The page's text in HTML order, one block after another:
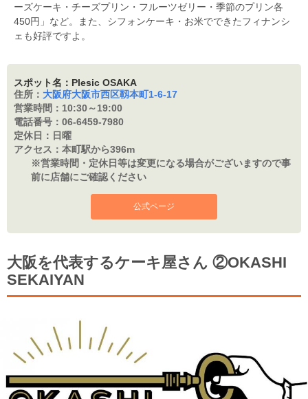
ーズケーキ・チーズプリン・フルーツゼリー・季節のプリン各
450円」など。また、シフォンケーキ・お米でできたフィナンシ
ェも好評ですよ。
スポット名：Plesic OSAKA
住所： 大阪府大阪市西区靱本町1-6-17
営業時間： 10:30～19:00
電話番号： 06-6459-7980
定休日： 日曜
アクセス： 本町駅から396m
※営業時間・定休日等は変更になる場合がございますので事
前に店舗にご確認ください
公式ページ
大阪を代表するケーキ屋さん ②OKASHI
SEKAIYAN